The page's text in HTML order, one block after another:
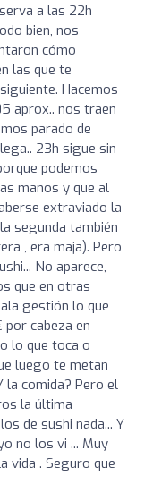
a las 22h
bien, nos
cómo
las que te
Hacemos
aprox.. nos traen
parado de
23h sigue sin
podemos
manos y que al
extraviado la
segunda también
, era maja). Pero
No aparece,
que en otras
gestión lo que
por cabeza en
lo que toca o
luego te metan
la comida? Pero el
la última
de sushi nada... Y
no los vi ... Muy
vida . Seguro que